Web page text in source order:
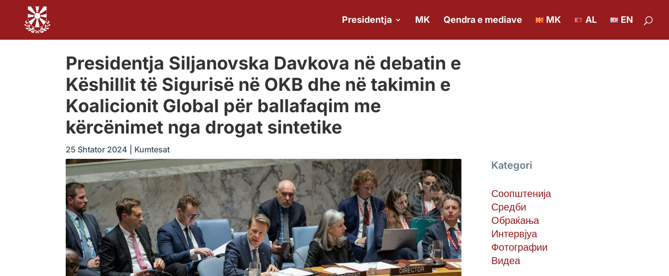
Presidentja MK Qendra e mediave MK AL EN
Presidentja Siljanovska Davkova në debatin e
Këshillit të Sigurisë në OKB dhe në takimin e
Koalicionit Global për ballafaqim me
kërcënimet nga drogat sintetike
25 Shtator 2024 Kumtesat
Kategori
Соопштенија
Средби
Обраќања
Интервјуа
Фотографии
Видеа